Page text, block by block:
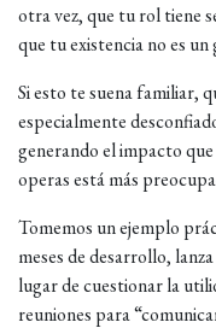
otra vez, que tu rol tiene
que tu existencia no es
Si esto te suena familiar,
especialmente
generando el impacto
operas está más
Tomemos un ejemplo
meses de desarrollo,
lugar de cuestionar la
reuniones para